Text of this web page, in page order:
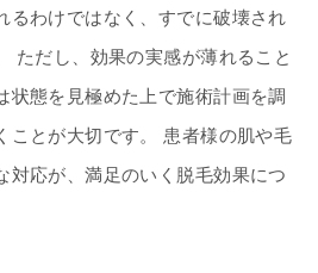
るわけではなく、すでに破壊され
ただし、効果の実感が薄れること
状態を見極めた上で施術計画を調
ことが大切です。 患者様の肌や毛
対応が、満足のいく脱毛効果につ